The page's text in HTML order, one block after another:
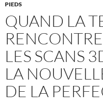
PIEDS
QUAND LA
LES SCANS
LA
DE LA